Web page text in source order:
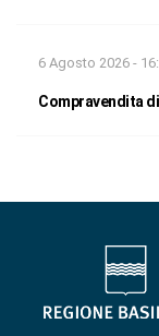
6 Agosto 2026 -
Compravendita